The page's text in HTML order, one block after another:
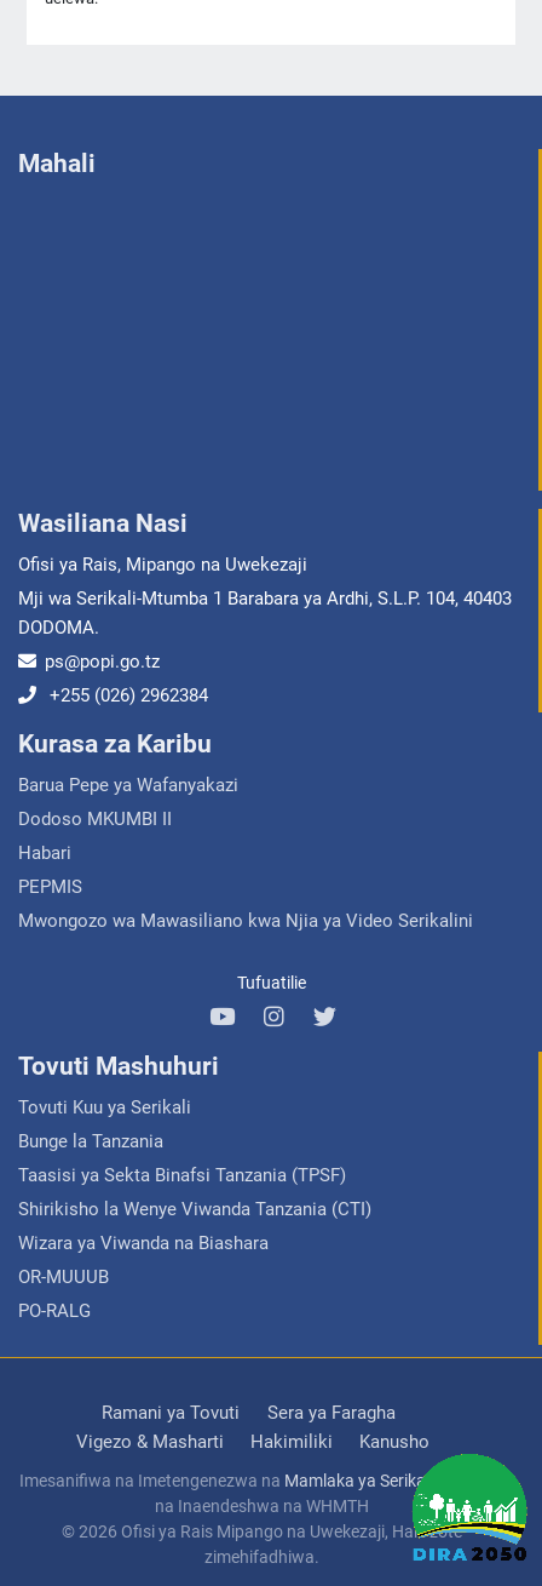
Mahali
Wasiliana Nasi
Ofisi ya Rais, Mipango na Uwekezaji
Mji wa Serikali-Mtumba 1 Barabara ya Ardhi, S.L.P. 104, 40403
DODOMA.
ps@popi.go.tz
+255 (026) 2962384
Kurasa za Karibu
Barua Pepe ya Wafanyakazi
Dodoso MKUMBI II
Habari
PEPMIS
Mwongozo wa Mawasiliano kwa Njia ya Video Serikalini
Tufuatilie
Tovuti Mashuhuri
Tovuti Kuu ya Serikali
Bunge la Tanzania
Taasisi ya Sekta Binafsi Tanzania (TPSF)
Shirikisho la Wenye Viwanda Tanzania (CTI)
Wizara ya Viwanda na Biashara
OR-MUUUB
PO-RALG
Ramani ya Tovuti
Sera ya Faragha
Vigezo & Masharti
Hakimiliki Kanusho
Imesanifiwa na Imetengenezwa na Mamlaka ya Serikali Mtandao
na Inaendeshwa na WHMTH
© 2026 Ofisi ya Rais Mipango na Uwekezaji, Haki zote
zimehifadhiwa.